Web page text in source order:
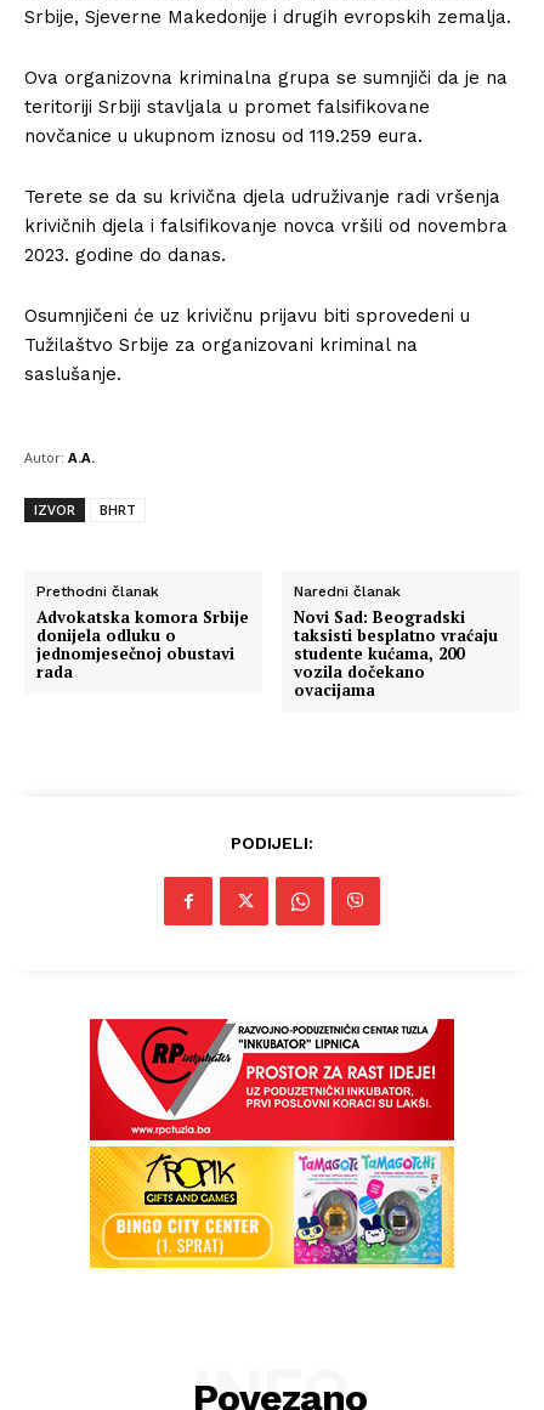
Srbije, Sjeverne Makedonije i drugih evropskih zemalja.
Ova organizovna kriminalna grupa se sumnjiči da je na
teritoriji Srbiji stavljala u promet falsifikovane
novčanice u ukupnom iznosu od 119.259 eura.
Terete se da su krivična djela udruživanje radi vršenja
krivičnih djela i falsifikovanje novca vršili od novembra
2023. godine do danas.
Osumnjičeni će uz krivičnu prijavu biti sprovedeni u
Tužilaštvo Srbije za organizovani kriminal na
saslušanje.
Autor: A.A.
IZVOR BHRT
Prethodni članak
Advokatska komora Srbije
donijela odluku o
jednomjesečnoj obustavi
rada
Naredni članak
Novi Sad: Beogradski
taksisti besplatno vraćaju
studente kućama, 200
vozila dočekano
ovacijama
PODIJELI:
Povezano